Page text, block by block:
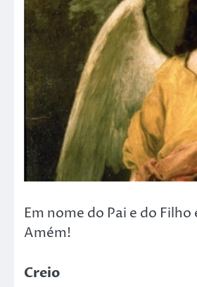
Em nome do Pai e do
Amém!
Creio